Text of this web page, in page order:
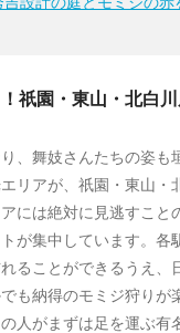
祇園・東山・北白
、舞妓さんたちの姿も
リアが、祇園・東山・
には絶対に見逃すこと
が集中しています。各
ることができるうえ、
も納得のモミジ狩りが
人がまずは足を運ぶ有